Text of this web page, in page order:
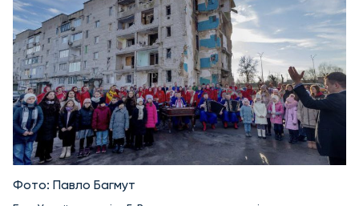
Фото: Павло Багмут